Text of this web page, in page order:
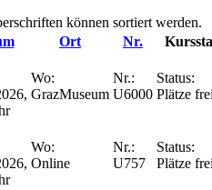
können sortiert werden.
Ort Nr.
Wo:
GrazMuseum
Nr.:
U6000
Status:
Plätze
Wo:
Online
Nr.:
U757
Status:
Plätze